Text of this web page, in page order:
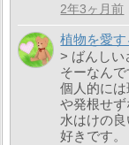
2年3ヶ月前
植物を愛
> ばんしい
そーなんで
個人的に
や発根せず
水はけの
好きです。